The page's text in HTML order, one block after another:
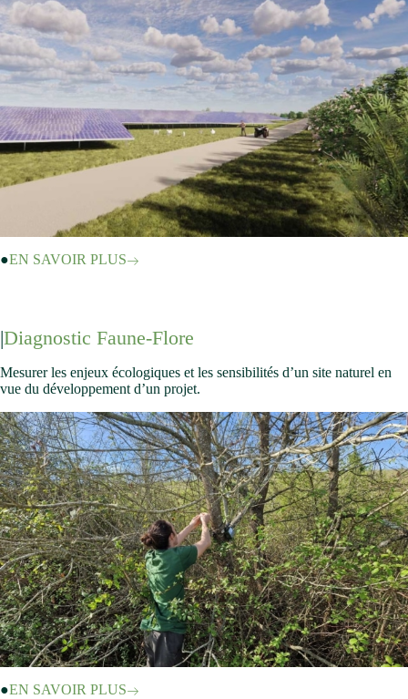
EN SAVOIR PLUS
Diagnostic Faune-Flore
Mesurer les enjeux écologiques et les sensibilités d’un site naturel en
vue du développement d’un projet.
EN SAVOIR PLUS